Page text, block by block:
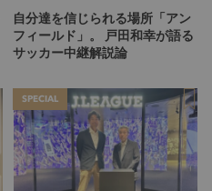
自分達を信じられる場所「アン
フィールド」。 戸田和幸が語る
サッカー中継解説論
SPECIAL